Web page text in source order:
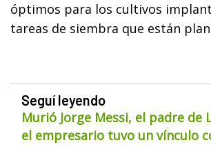
óptimos para los cultivos
tareas de siembra que están
Seguí leyendo
Murió Jorge Messi, el padre de
el empresario tuvo un vínculo